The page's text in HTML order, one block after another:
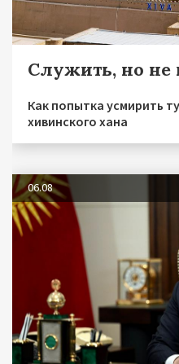
Служить, но не
Как попытка усмирить
хивинского хана
06.08